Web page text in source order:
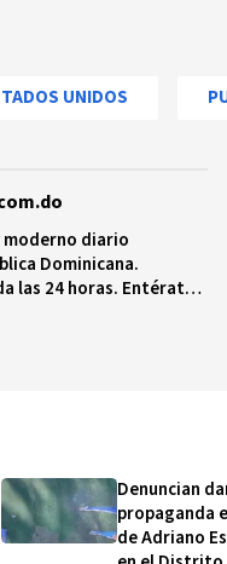
UNIDOS
moderno diario
Dominicana.
las 24 horas. Entérate
más importantes a
videos y fotos
Denuncian
propaganda
de Adriano